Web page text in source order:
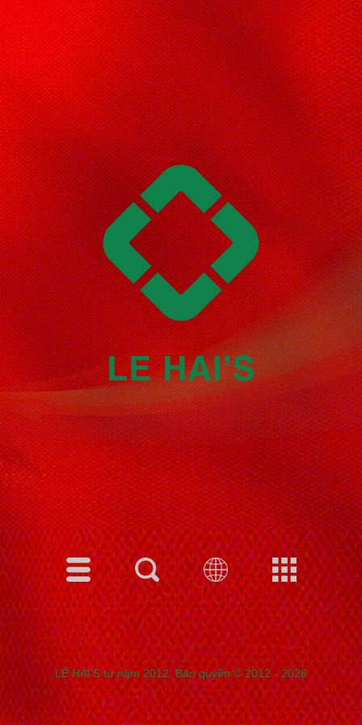
LÊ HẢI'S - Người truyền tải
giá trị Nghệ Thuật
LÊ HẢI'S từ năm 2012. Bản quyền © 2012 - 2026